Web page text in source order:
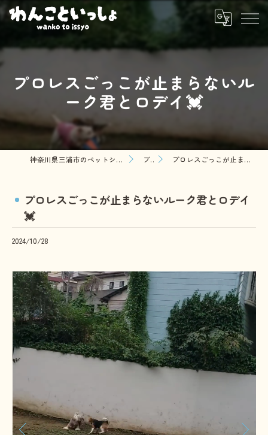
プロレスごっこが止まらないル
ーク君とロデイ💓
神奈川県三浦市のペットシッターならわんこといっしょ ブログ プロレスごっこが止まらないルーク君とロデイ💓
プロレスごっこが止まらないルーク君とロデイ
💓
2024/10/28